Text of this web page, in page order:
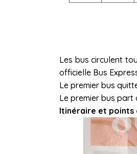
Les bus circulent
officielle Bus
Le premier bus
Le premier bus part
Itinéraire et points